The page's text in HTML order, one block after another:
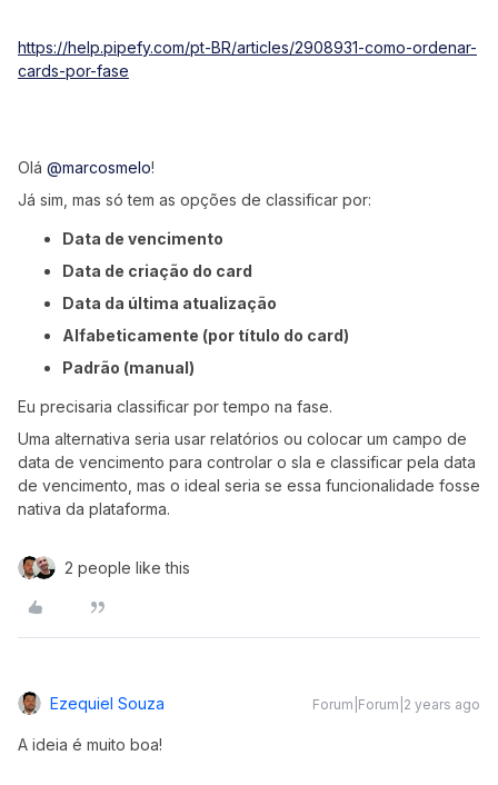
https://help.pipefy.com/pt-BR/articles/2908931-como-ordenar-
cards-por-fase
Olá @marcosmelo!
Já sim, mas só tem as opções de classificar por:
Data de vencimento
Data de criação do card
Data da última atualização
Alfabeticamente (por título do card)
Padrão (manual)
Eu precisaria classificar por tempo na fase.
Uma alternativa seria usar relatórios ou colocar um campo de
data de vencimento para controlar o sla e classificar pela data
de vencimento, mas o ideal seria se essa funcionalidade fosse
nativa da plataforma.
2 people like this
Ezequiel Souza Forum|Forum|2 years ago
A ideia é muito boa!